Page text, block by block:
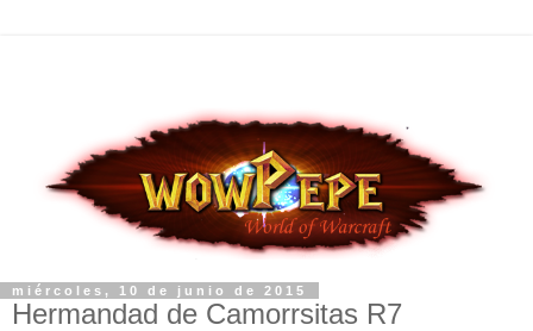
miércoles, 10 de junio de 2015
Hermandad de Camorrsitas R7